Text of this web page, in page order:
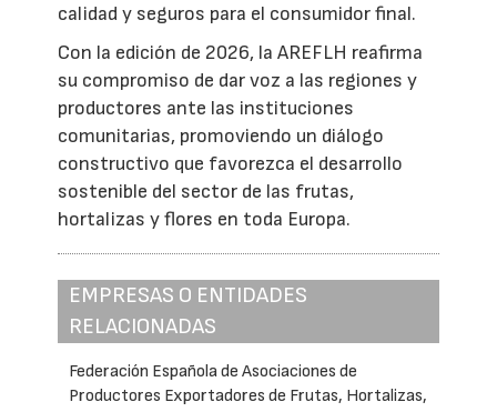
calidad y seguros para el consumidor final.
Con la edición de 2026, la AREFLH reafirma
su compromiso de dar voz a las regiones y
productores ante las instituciones
comunitarias, promoviendo un diálogo
constructivo que favorezca el desarrollo
sostenible del sector de las frutas,
hortalizas y flores en toda Europa.
EMPRESAS O ENTIDADES
RELACIONADAS
Federación Española de Asociaciones de
Productores Exportadores de Frutas, Hortalizas,